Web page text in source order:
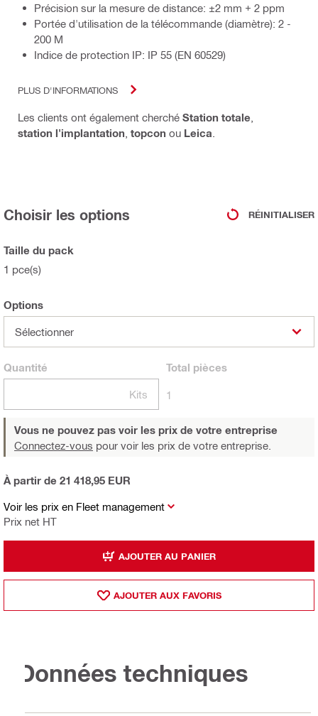
Précision sur la mesure de distance: ±2 mm + 2 ppm
Portée d'utilisation de la télécommande (diamètre): 2 -
200 M
Indice de protection IP: IP 55 (EN 60529)
PLUS D'INFORMATIONS
Les clients ont également cherché Station totale
station l'implantation topcon ou Leica
Choisir les options RÉINITIALISER
Taille du pack
1 pce(s)
Options
Sélectionner
Quantité
Kits
Total pièces
1
Vous ne pouvez pas voir les prix de votre entreprise
Connectez-vous pour voir les prix de votre entreprise.
Voir les prix en Fleet management
Prix net HT
À partir de 21 418,95 EUR
AJOUTER AU PANIER
AJOUTER AUX FAVORIS
Données techniques